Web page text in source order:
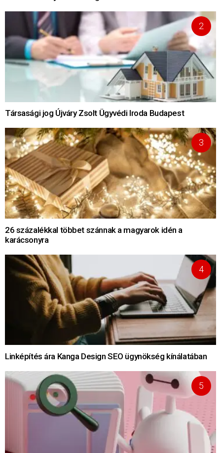
Társasági jog Újváry Zsolt Ügyvédi Iroda Budapest
26 százalékkal többet szánnak a magyarok idén a
karácsonyra
Linképítés ára Kanga Design SEO ügynökség kínálatában